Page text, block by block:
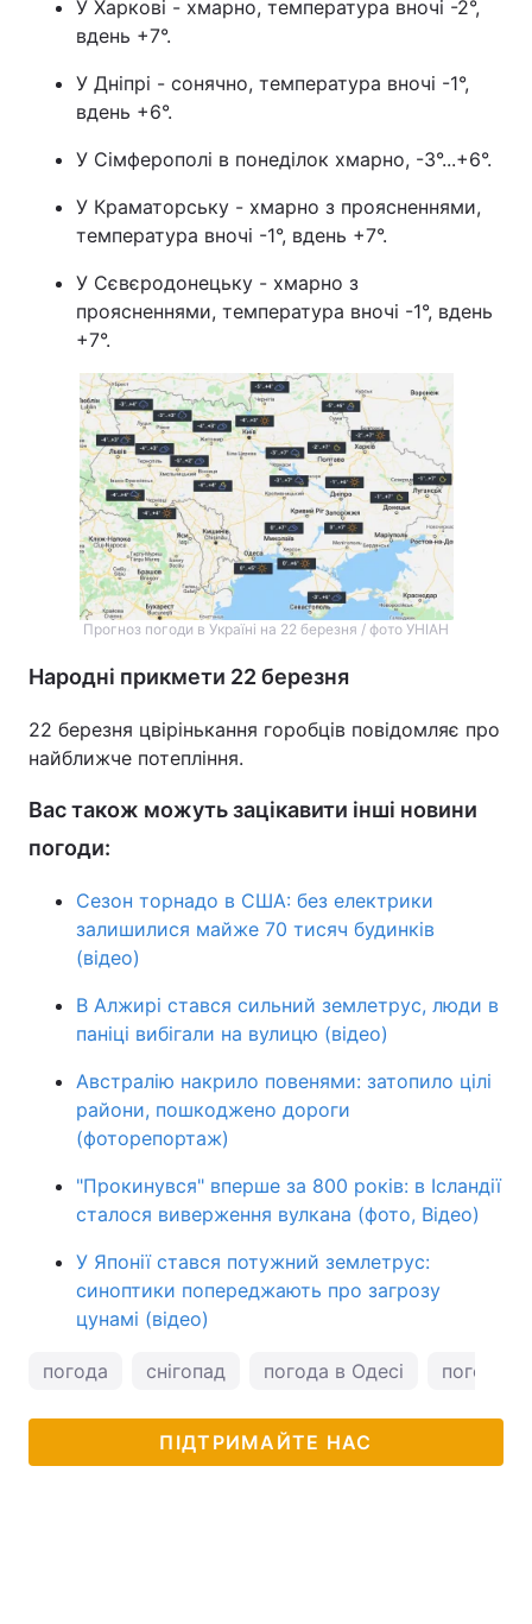
У Харкові - хмарно, температура вночі -2°,
вдень +7°.
У Дніпрі - сонячно, температура вночі -1°,
вдень +6°.
У Сімферополі в понеділок хмарно, -3°...+6°.
У Краматорську - хмарно з проясненнями,
температура вночі -1°, вдень +7°.
У Сєвєродонецьку - хмарно з
проясненнями, температура вночі -1°, вдень
+7°.
Прогноз погоди в Україні на 22 березня / фото УНІАН
Народні прикмети 22 березня
22 березня цвірінькання горобців повідомляє про
найближче потепління.
Вас також можуть зацікавити інші новини
погоди:
Сезон торнадо в США: без електрики
залишилися майже 70 тисяч будинків
(відео)
В Алжирі стався сильний землетрус, люди в
паніці вибігали на вулицю (відео)
Австралію накрило повенями: затопило цілі
райони, пошкоджено дороги
(фоторепортаж)
"Прокинувся" вперше за 800 років: в Ісландії
сталося виверження вулкана (фото, Відео)
У Японії стався потужний землетрус:
синоптики попереджають про загрозу
цунамі (відео)
погода снігопад погода в Одесі погода у
ПІДТРИМАЙТЕ НАС